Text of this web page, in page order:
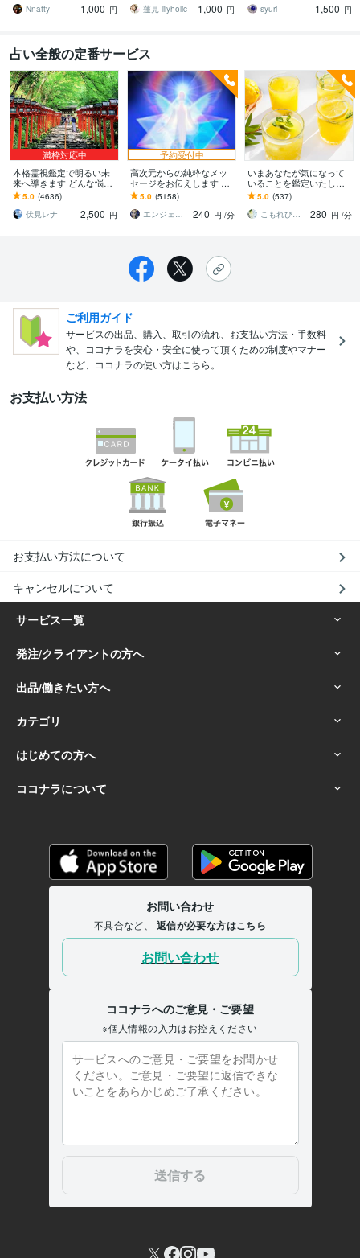
Nnatty
1,000 円
ください♡
蓮見 lilyholic
1,000 円
syuri
1,500 円
占い全般の定番サービス
満枠対応中
本格霊視鑑定で明るい未
来へ導きます どんな悩み
も真の解決へ導く、寄り
添った霊視鑑定。
5.0 (4636)
伏見レナ
2,500 円
予約受付中
高次元からの純粋なメッ
セージをお伝えします 鑑
定2万件超、魂の声に耳を
傾けるシャーマン
5.0 (5158)
エンジェル333
240 円 /分
いまあなたが気になって
いることを鑑定いたしま
す しあわせな未来を創っ
ていきたいあなたへ
5.0 (537)
こもれびの森☆
280 円 /分
ご利用ガイド
サービスの出品、購入、取引の流れ、お支払い方法・手数料
や、ココナラを安心・安全に使って頂くための制度やマナー
など、ココナラの使い方はこちら。
お支払い方法
お支払い方法について
キャンセルについて